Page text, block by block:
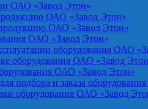
ОАО «Завод Этон»
ОАО «Завод Этон»
ОАО «Завод Этон»
ОАО «Завод Этон»
оборудования ОАО
оборудования ОАО «Завод
ОАО «Завод Этон»
подбора и заказа
оборудования ОАО «Завод